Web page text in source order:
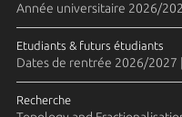
Année universitaire 2026/
Etudiants & futurs étudiants
Dates de rentrée 2026/2027
Recherche